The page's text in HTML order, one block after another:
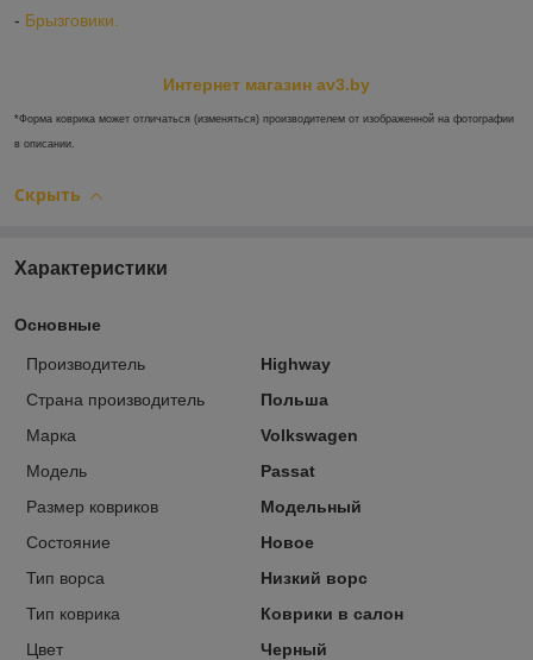
- Брызговики.
Интернет магазин av3.by
*Форма коврика может отличаться (изменяться) производителем от изображенной на фотографии
в описании.
Скрыть
Характеристики
Основные
Производитель
Highway
Страна производитель
Польша
Марка
Volkswagen
Модель
Passat
Размер ковриков
Модельный
Состояние
Новое
Тип ворса
Низкий ворс
Тип коврика
Коврики в салон
Цвет
Черный